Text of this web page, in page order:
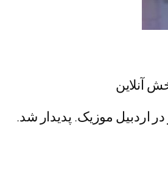
در اردبیل موزیک. پدیدار شد.